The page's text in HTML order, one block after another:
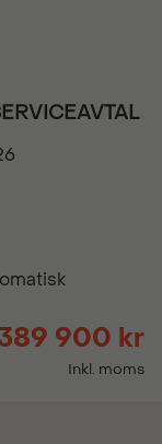
900 kr
Inkl. moms